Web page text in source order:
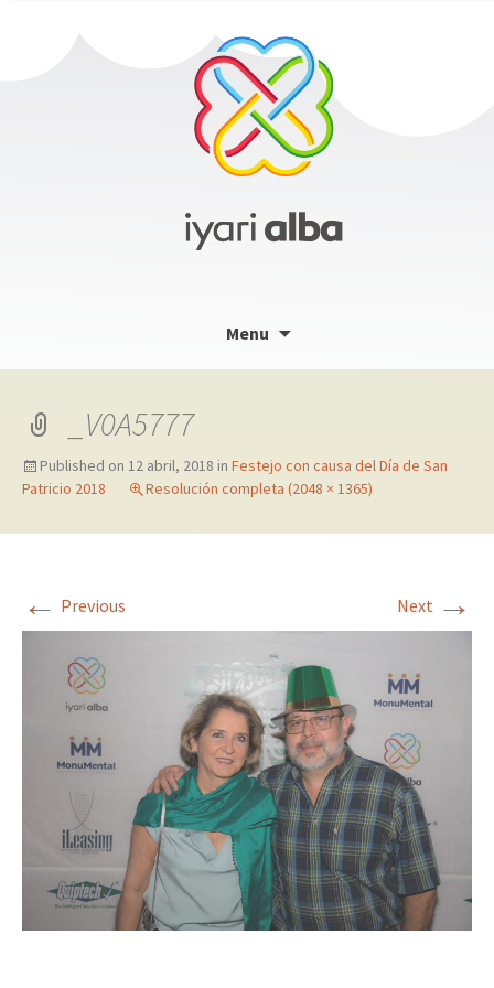
Menu
content
_V0A5777
Published on 12 abril, 2018 in Festejo con causa del Día de San
Patricio 2018
Resolución completa (2048 × 1365)
← Previous Next →